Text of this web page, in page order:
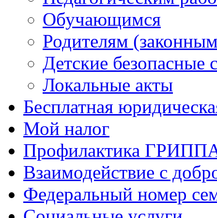
Обучающимся
Родителям
Детские безопасные
Локальные акты
Бесплатная
Мой налог
Профилактика
Взаимодействие с
Федеральный номер